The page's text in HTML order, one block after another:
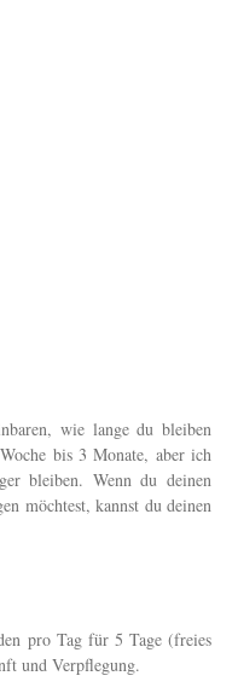
wie lange du bleiben
bis 3 Monate, aber ich
bleiben. Wenn du deinen
möchtest, kannst du deinen
pro Tag für 5 Tage (freies
und Verpflegung.